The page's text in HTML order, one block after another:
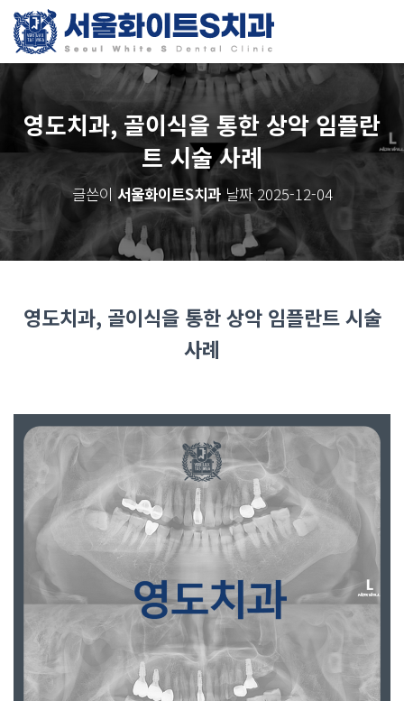
영도치과, 골이식을 통한 상악 임플란
트 시술 사례
글쓴이 서울화이트S치과날짜2025-12-04
영도치과, 골이식을 통한 상악 임플란트 시술
사례